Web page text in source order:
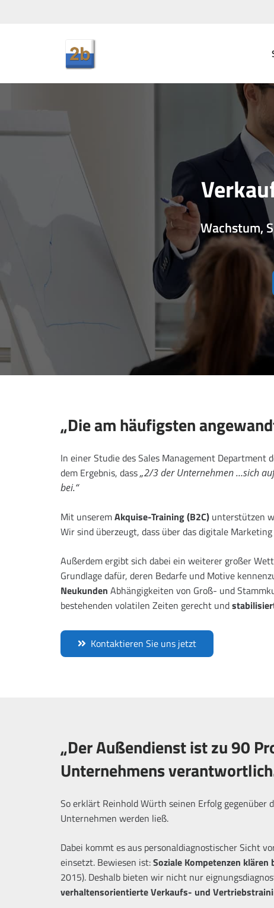
Wachstum,
„Die am häufigsten
In einer Studie des Sales Management Department
dem Ergebnis, dass„2/3 der Unternehmen …sich
bei.“
Mit unseremAkquise-Training (B2C) unterstützen
Wir sind überzeugt, dass über das digitale
Außerdem ergibt sich dabei ein weiterer großer
Grundlage dafür, deren Bedarfe und Motive
Neukunden Abhängigkeiten von Groß- und
bestehenden volatilen Zeiten gerecht und
Kontaktieren Sie uns jetzt
„Der Außendienst ist zu 90
Unternehmens
So erklärt Reinhold Würth seinen Erfolg gegenüber
Unternehmen werden ließ.
Dabei kommt es aus personaldiagnostischer Sicht
einsetzt. Bewiesen ist:Soziale Kompetenzen
2015). Deshalb bieten wir nicht nur
verhaltensorientierte Verkaufs- und